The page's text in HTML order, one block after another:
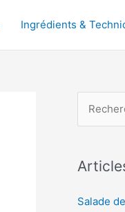
Ingrédients &
h
rSalade